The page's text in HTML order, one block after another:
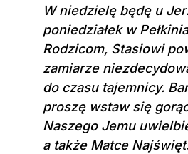
W niedzielę będę u
poniedziałek w
Rodzicom, Stasiowi
zamiarze
do czasu tajemnicy.
proszę wstaw się
Naszego Jemu
a także Matce